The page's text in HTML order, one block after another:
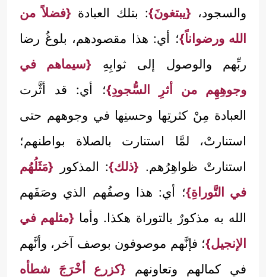
والسجود، {يبتغونَ}: بتلك العبادة {فضلاً من
الله ورضواناً}؛ أي: هذا مقصودهم، بلوغُ رضا
ربِّهم والوصول إلى ثوابِهِ {سيماهم في
وجوهِهِم من أثرِ السُّجودِ}؛ أي: قد أثَّرت
العبادة مِنْ كثرتِها وحسنِها في وجوههم حتى
استنارتْ، لمَّا استنارت بالصلاة بواطنهم؛
استنارتْ ظواهِرُهم. {ذلك}: المذكور {مَثَلُهُم
في التَّوراةِ}؛ أي: هذا وصفُهم الذي وصَفَهم
الله به مذكورٌ بالتوراة هكذا. وأما {مثلهم في
الإنجيل}؛ فإنَّهم موصوفون بوصف آخر، وأنَّهم
في كمالهم وتعاونهم {كزرع أخْرَجَ شطأه